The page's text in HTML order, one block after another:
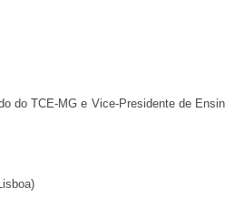
do TCE-MG e Vice-Presidente de